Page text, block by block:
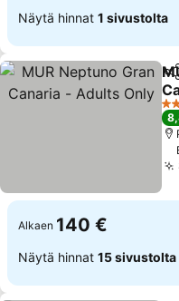
Näytä hinnat 1 sivustolta
4
Alkaen 140 €
Näytä hinnat 15 sivustolta